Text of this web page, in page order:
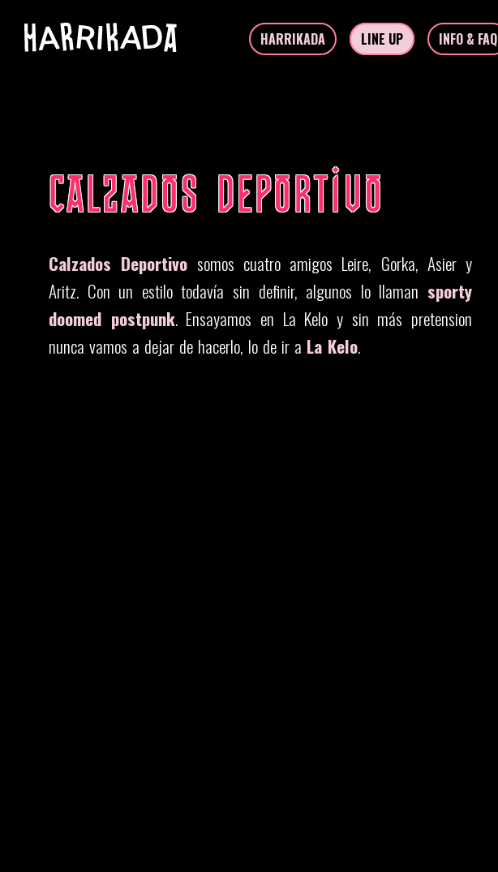
CALZADOS DEPORTIVO
Calzados Deportivo somos cuatro amigos Leire, Gorka, Asier y
Aritz. Con un estilo todavía sin definir, algunos lo llaman sporty
doomed postpunk. Ensayamos en La Kelo y sin más pretension
nunca vamos a dejar de hacerlo, lo de ir a La Kelo.
HARRIKADA LINE UP INFO & FAQ